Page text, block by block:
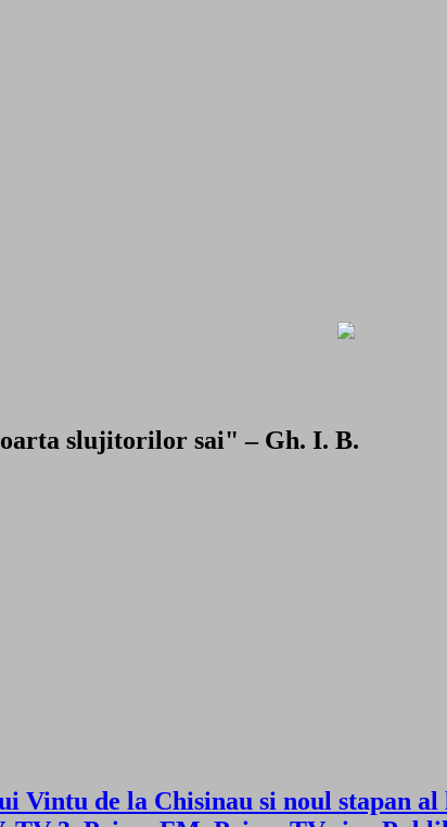
slujitorilor sai" – Gh. I. B.
Vintu de la Chisinau si noul stapan